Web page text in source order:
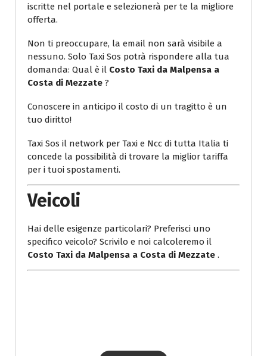
iscritte nel portale e selezionerà per te la migliore
offerta.
Non ti preoccupare, la email non sarà visibile a
nessuno. Solo Taxi Sos potrà rispondere alla tua
domanda: Qual è il Costo Taxi da Malpensa a
Costa di Mezzate ?
Conoscere in anticipo il costo di un tragitto è un
tuo diritto!
Taxi Sos il network per Taxi e Ncc di tutta Italia ti
concede la possibilità di trovare la miglior tariffa
per i tuoi spostamenti.
Veicoli
Hai delle esigenze particolari? Preferisci uno
specifico veicolo? Scrivilo e noi calcoleremo il
Costo Taxi da Malpensa a Costa di Mezzate .